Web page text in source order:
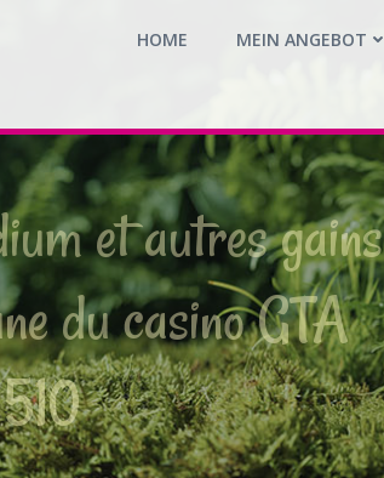
HOME MEIN ANGEBOT
et autres gains
du casino GTA